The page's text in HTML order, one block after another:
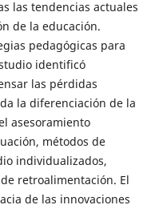
las tendencias actuales
de la educación.
pedagógicas para
identificó
las pérdidas
la diferenciación de la
asesoramiento
métodos de
individualizados,
retroalimentación. El
de las innovaciones